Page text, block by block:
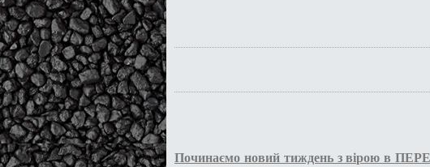
Починаємо новий тиждень з вірою в